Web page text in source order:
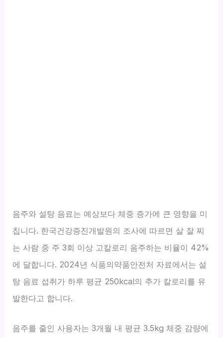
음주와 설탕 음료는 예상보다 체중 증가에 큰 영향을 미
칩니다. 한국건강증진개발원의 조사에 따르면 살 잘 찌
는 사람 중 주 3회 이상 고칼로리 음주하는 비율이 42%
에 달합니다. 2024년 식품의약품안전처 자료에서는 설
탕 음료 섭취가 하루 평균 250kcal의 추가 칼로리를 유
발한다고 합니다.
음주를 줄인 사용자는 3개월 내 평균 3.5kg 체중 감량에